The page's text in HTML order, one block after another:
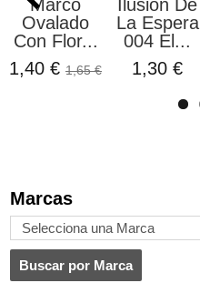
Marcas
Marco
Ovalado
Con Flor...
1,40 € 1,65 €
Ilusión De
La Espera
004 El...
1,30 €